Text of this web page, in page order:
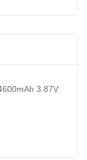
3.87V